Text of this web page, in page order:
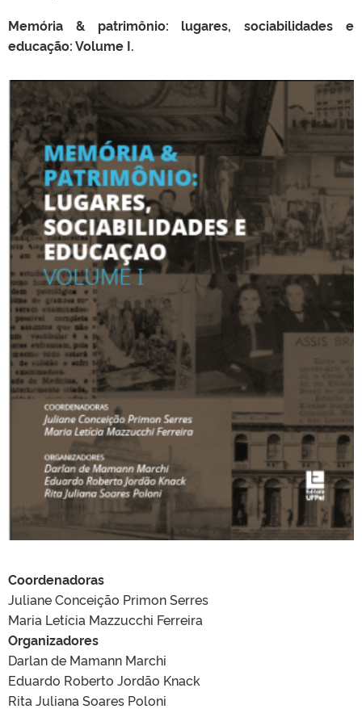
Memória & patrimônio: lugares, sociabilidades e
educação: Volume I.
Coordenadoras
Juliane Conceição Primon Serres
Maria Letícia Mazzucchi Ferreira
Organizadores
Darlan de Mamann Marchi
Eduardo Roberto Jordão Knack
Rita Juliana Soares Poloni